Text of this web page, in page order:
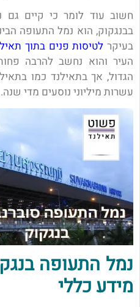
חשוב עוד לומר כי קיים גם
בבנגקוק, הוא נמל התעופה
בעיקר לטיסות פנים בתוך
העיר והוא נחשב להרבה
הגדול, אך בתאילנד כמו
עשרות מיליוני נוסעים מדי שנה.
נמל התעופה
מידע כללי